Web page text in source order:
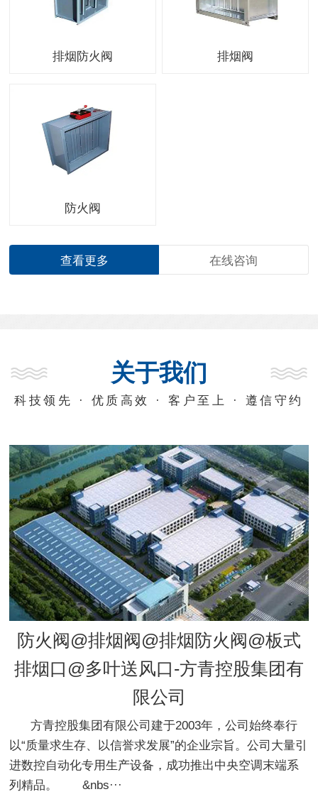
排烟防火阀 排烟阀
防火阀
查看更多 在线咨询
关于我们
科技领先 · 优质高效 · 客户至上 · 遵信守约
防火阀@排烟阀@排烟防火阀@板式
排烟口@多叶送风口-方青控股集团有
限公司
方青控股集团有限公司建于2003年，公司始终奉行
以“质量求生存、以信誉求发展”的企业宗旨。公司大量引
进数控自动化专用生产设备，成功推出中央空调末端系
列精品。 &nbs···